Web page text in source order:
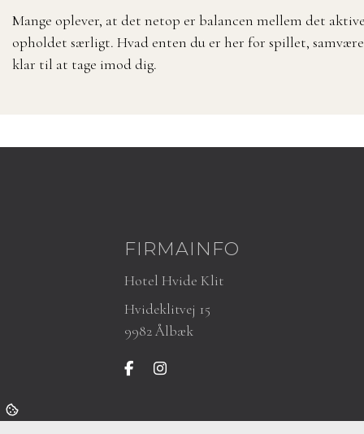
Mange oplever, at det netop er balancen mellem det
opholdet særligt. Hvad enten du er her for spillet,
klar til at tage imod dig.
FIRMAINFO
Hotel Hvide Klit
Hvideklitvej 15
9982 Ålbæk